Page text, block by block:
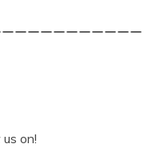
ーーーーーーーーーー
on!